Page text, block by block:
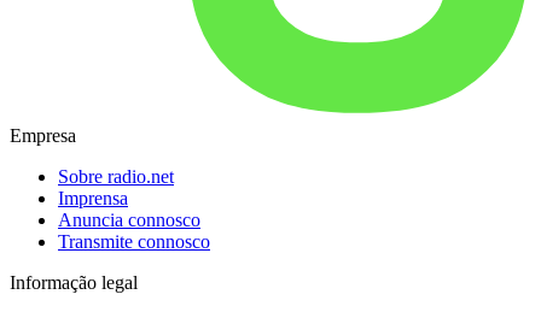
Empresa
Sobre radio.net
Imprensa
Anuncia connosco
Transmite connosco
Informação legal